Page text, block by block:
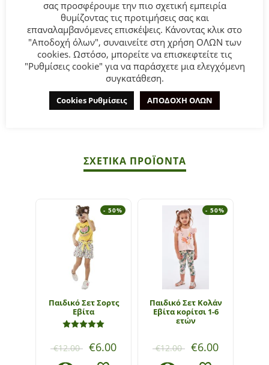
Παιδικό σετ κολάν ΕΒΙΤΑ για κορίτσι από 6 έως 16 ετών.
Μπλούζα σε ροζ χρώμα με τύπωμα και μαύρο κολάν με
allover τύπωμα.
Σύνθεση:95% COTTON-5% ELASTAN.
ΣΥΜΒΟΥΛΕΣ
Πλένεται στο πλυντήριο στους 30°C.
ΣΧΕΤΙΚΆ ΠΡΟΪΌΝΤΑ
- 50%
Παιδικό Σετ Σορτς
Εβίτα
από 5
€12.00 €6.00
- 50%
Παιδικό Σετ Κολάν
Εβίτα κορίτσι 1-6
ετών
€12.00 €6.00
σας προσφέρουμε την πιο σχετική εμπειρία
θυμίζοντας τις προτιμήσεις σας και
επαναλαμβανόμενες επισκέψεις. Κάνοντας κλικ στο
"Αποδοχή όλων", συναινείτε στη χρήση ΟΛΩΝ των
cookies. Ωστόσο, μπορείτε να επισκεφτείτε τις
"Ρυθμίσεις cookie" για να παράσχετε μια ελεγχόμενη
συγκατάθεση.
Cookies Ρυθμίσεις ΑΠΟΔΟΧΗ ΟΛΩΝ